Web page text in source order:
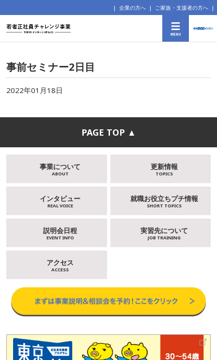
企業の方へ ご家族・支援者の方へ
事前セミナー2日目
2022年01月18日
PAGE TOP ▲
事業について
ABOUT
更新情報
TOPICS
インタビュー
REAL VOICE
就職お役立ちプチ情報
SHORT TOPICS
説明会日程
EVENT INFO
実習先について
JOB TRAINING
アクセス
ACCESS